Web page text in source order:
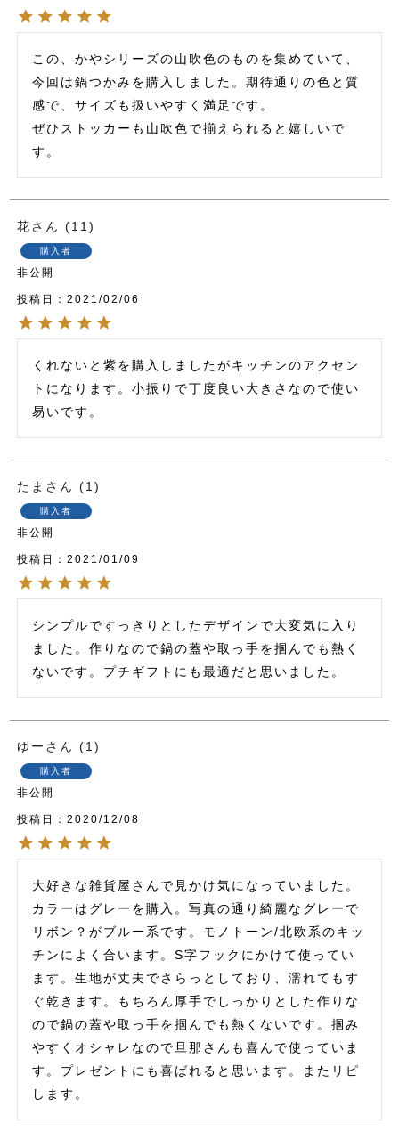
この、かやシリーズの山吹色のものを集めていて、
今回は鍋つかみを購入しました。期待通りの色と質
感で、サイズも扱いやすく満足です。
ぜひストッカーも山吹色で揃えられると嬉しいで
花 11
購入者
非公開
投稿日 2021/02/06
くれないと紫を購入しましたがキッチンのアクセン
トになります。小振りで丁度良い大きさなので使い
たま 1
購入者
非公開
投稿日 2021/01/09
シンプルですっきりとしたデザインで大変気に入り
ました。作りなので鍋の蓋や取っ手を掴んでも熱く
ないです。プチギフトにも最適だと思いました。
ゆー 1
購入者
非公開
投稿日 2020/12/08
大好きな雑貨屋さんで見かけ気になっていました。
カラーはグレーを購入。写真の通り綺麗なグレーで
リボン？がブルー系です。モノトーン/北欧系のキッ
チンによく合います。S字フックにかけて使ってい
ます。生地が丈夫でさらっとしており、濡れてもす
ぐ乾きます。もちろん厚手でしっかりとした作りな
ので鍋の蓋や取っ手を掴んでも熱くないです。掴み
やすくオシャレなので旦那さんも喜んで使っていま
す。プレゼントにも喜ばれると思います。またリピ
します。